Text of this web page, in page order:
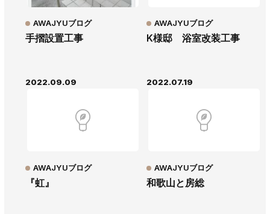
手摺設置工事
AWAJYUブログ
2022.09.09
K様邸 浴室改装工事
AWAJYUブログ
2022.07.19
『虹』
AWAJYUブログ
和歌山と房総
AWAJYUブログ